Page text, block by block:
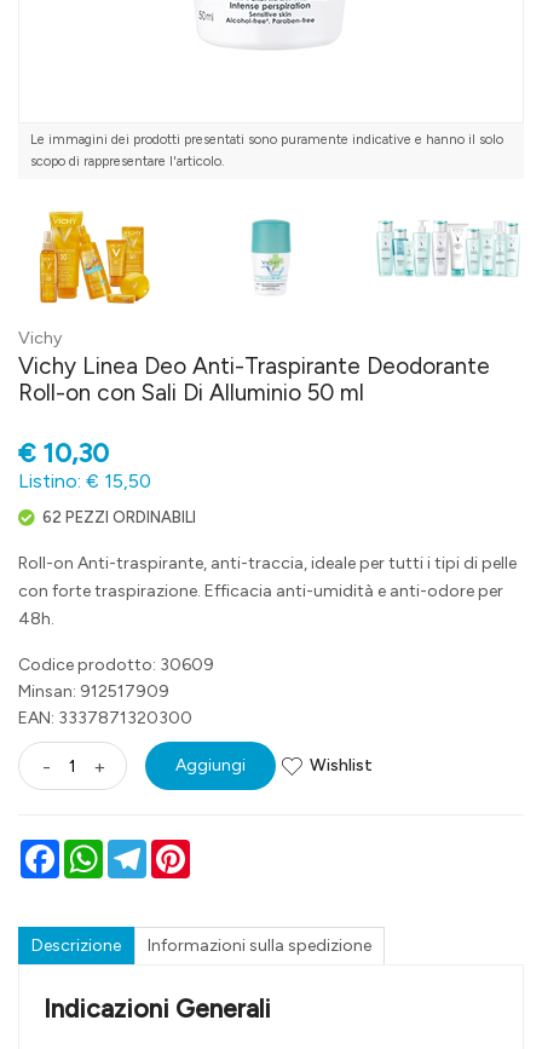
Le immagini dei prodotti presentati sono puramente indicative e hanno il solo
scopo di rappresentare l'articolo.
Vichy
Vichy Linea Deo Anti-Traspirante Deodorante
Roll-on con Sali Di Alluminio 50 ml
€ 10,30
Listino: € 15,50
62 PEZZI ORDINABILI
Roll-on Anti-traspirante, anti-traccia, ideale per tutti i tipi di pelle
con forte traspirazione. Efficacia anti-umidità e anti-odore per
48h.
Codice prodotto: 30609
Minsan: 912517909
EAN: 3337871320300
- + Aggiungi Wishlist
FacebookWhatsAppTelegram
Descrizione Informazioni sulla spedizione
Indicazioni Generali